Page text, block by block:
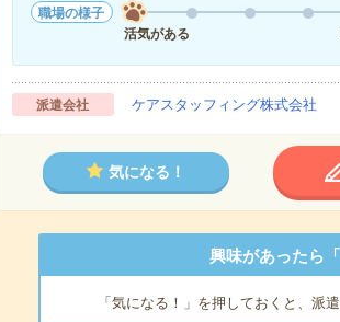
職場の様子
活気がある
派遣会社 ケアスタッフィング株式会社
気になる！
興味があったら
「気になる！」を押しておくと、派